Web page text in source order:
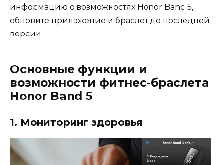
информацию о возможностях Honor Band 5,
обновите приложение и браслет до последней
версии.
Основные функции и
возможности фитнес-браслета
Honor Band 5
1. Мониторинг здоровья